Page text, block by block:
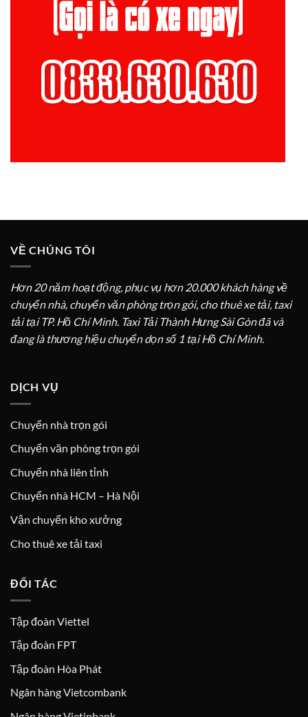
VỀ CHÚNG TÔI
Hơn 20 năm hoạt động, phục vụ hơn 20.000 khách hàng về
chuyển nhà, chuyển văn phòng trọn gói, cho thuê xe tải, taxi
tải tại TP. Hồ Chí Minh. Taxi Tải Thành Hưng Sài Gòn đã và
đang là thương hiệu chuyển dọn số 1 tại Hồ Chí Minh.
DỊCH VỤ
Chuyển nhà trọn gói
Chuyển văn phòng trọn gói
Chuyển nhà liên tỉnh
Chuyển nhà HCM – Hà Nội
Vận chuyển kho xưởng
Cho thuê xe tải taxi
ĐỐI TÁC
Tập đoàn Viettel
Tập đoàn FPT
Tập đoàn Hòa Phát
Ngân hàng Vietcombank